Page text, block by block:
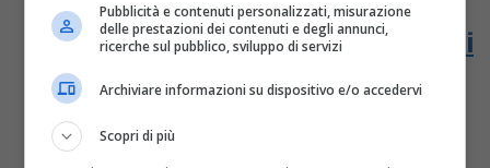
Settimana decisiva per la campagna di
vaccinazione contro il Covid-19 nel
Biellese
Pubblicità e contenuti personalizzati, misurazione
delle prestazioni dei contenuti e degli annunci,
ricerche sul pubblico, sviluppo di servizi
Archiviare informazioni su dispositivo e/o accedervi
Scopri di più